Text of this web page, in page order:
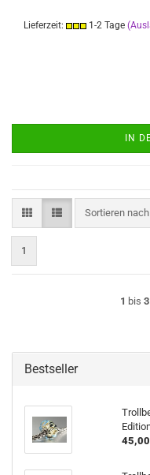
Lieferzeit: 1-2 Tage
IN
Sortieren nach
Sortieren nach
1
1 bis 3
Bestseller
45,00